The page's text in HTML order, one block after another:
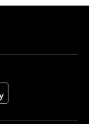
(opens in a new tab)